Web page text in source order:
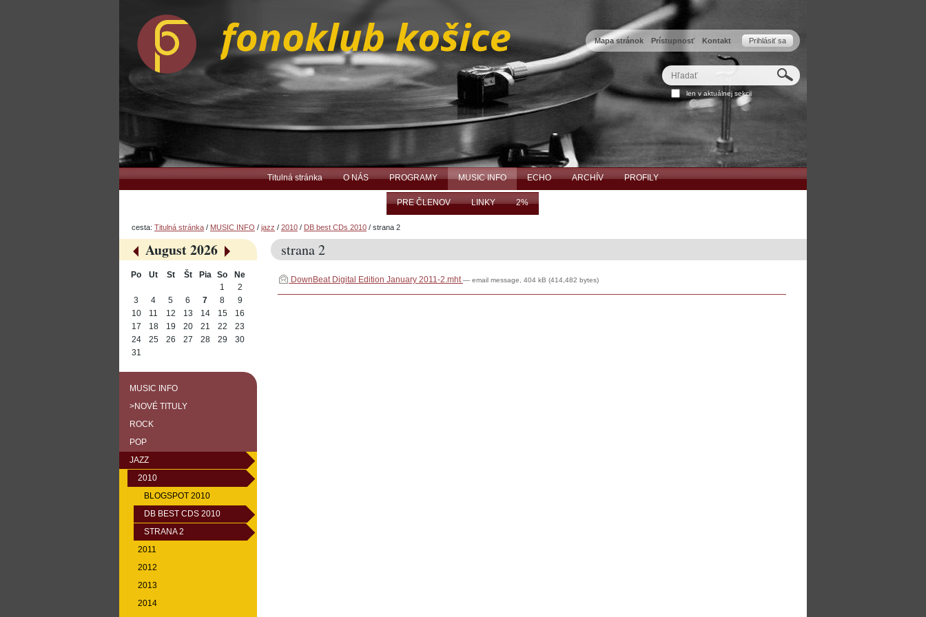
obsah.
navigáciu
Prihlásiť sa
Mapa stránok Prístupnosť Kontakt
Hľadať
len v aktuálnej sekcii
Rozšírené
vyhľadávanie...
Titulná stránka O NÁS PROGRAMY MUSIC INFO ECHO ARCHÍV PROFILY
PRE ČLENOV LINKY 2%
cesta: Titulná stránka / MUSIC INFO / jazz / 2010 / DB best CDs 2010 / strana 2
strana 2
DownBeat Digital Edition January 2011-2.mht— email message, 404 kB (414,482 bytes)
«
August 2026
»
Po Ut St Št Pia So
Ne
1
2
3
4 5 6 7 8
9
10
11 12 13 14 15
16
17
18 19 20 21 22
23
24
25 26 27 28 29
30
31
MUSIC INFO
>NOVÉ TITULY
ROCK
POP
JAZZ
2010
BLOGSPOT 2010
DB BEST CDS 2010
STRANA 2
2011
2012
2013
2014